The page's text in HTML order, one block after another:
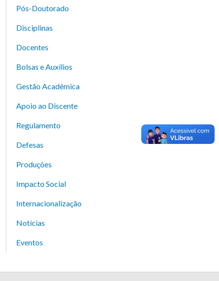
Pós-Doutorado
Disciplinas
Docentes
Bolsas e Auxílios
Gestão Acadêmica
Apoio ao Discente
Regulamento
Defesas
Produções
Impacto Social
Internacionalização
Notícias
Eventos